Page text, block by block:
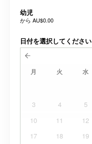
幼児
から AU$0.00
日付を選択してください
月 火 水
3
4 5
10
11 12
17
18 19